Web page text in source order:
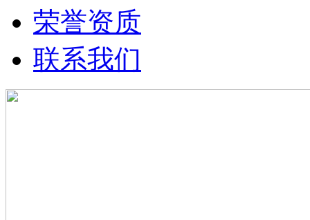
荣誉资质
联系我们